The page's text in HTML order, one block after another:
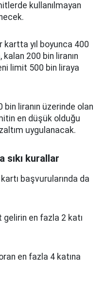
kullanılmayan
kartta yıl boyunca 400
kalan 200 bin liranın
limit 500 bin liraya
liranın üzerinde olan
en düşük olduğu
uygulanacak.
sıkı kurallar
başvurularında da
gelirin en fazla 2 katı
en fazla 4 katına